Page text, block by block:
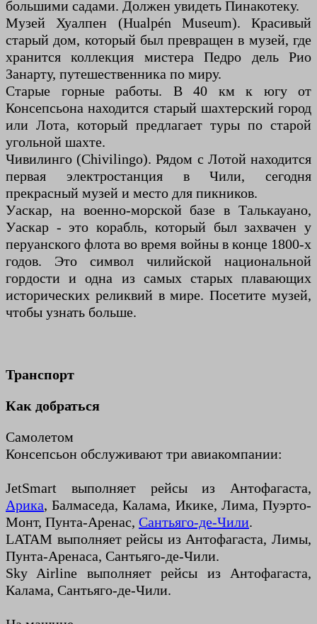
большими садами. Должен увидеть Пинакотеку.
Музей Хуалпен (Hualpén Museum). Красивый
старый дом, который был превращен в музей, где
хранится коллекция мистера Педро дель Рио
Занарту, путешественника по миру.
Старые горные работы. В 40 км к югу от
Консепсьона находится старый шахтерский город
или Лота, который предлагает туры по старой
угольной шахте.
Чивилинго (Chivilingo). Рядом с Лотой находится
первая электростанция в Чили, сегодня
прекрасный музей и место для пикников.
Уаскар, на военно-морской базе в Талькауано,
Уаскар - это корабль, который был захвачен у
перуанского флота во время войны в конце 1800-х
годов. Это символ чилийской национальной
гордости и одна из самых старых плавающих
исторических реликвий в мире. Посетите музей,
чтобы узнать больше.
Транспорт
Как добраться
Самолетом
Консепсьон обслуживают три авиакомпании:
JetSmart выполняет рейсы из Антофагаста,
Арика, Балмаседа, Калама, Икике, Лима, Пуэрто-
Монт, Пунта-Аренас, Сантьяго-де-Чили.
LATAM выполняет рейсы из Антофагаста, Лимы,
Пунта-Аренаса, Сантьяго-де-Чили.
Sky Airline выполняет рейсы из Антофагаста,
Калама, Сантьяго-де-Чили.